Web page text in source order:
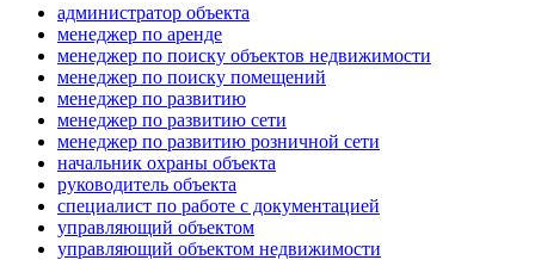
администратор объекта
менеджер по аренде
менеджер по поиску объектов недвижимости
менеджер по поиску помещений
менеджер по развитию
менеджер по развитию сети
менеджер по развитию розничной сети
начальник охраны объекта
руководитель объекта
специалист по работе с документацией
управляющий объектом
управляющий объектом недвижимости